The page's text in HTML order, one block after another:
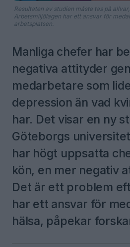
Resultaten av studien måste tas på
Arbetsmiljölagen har ett ansvar för
arbetsplatsen.
Manliga chefer har
negativa attityder
medarbetare som
depression än vad
har. Det visar en ny
Göteborgs
har högt uppsatta
kön, en mer negativ
Det är ett problem
har ett ansvar för
hälsa, påpekar